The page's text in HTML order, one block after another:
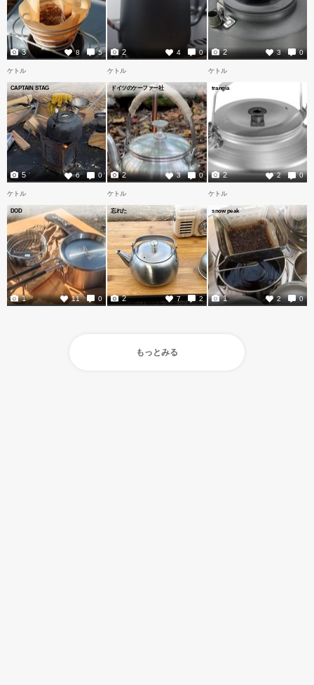
8 5
3 4 0
2 3 0
2
ケトル
CAPTAIN STAG
6 0
5
ケトル
ドイツのケーファー社
3 0
2
ケトル
trangia
2 0
2
ケトル
DOD
11 0
1
ケトル
忘れた
7 2
2
ケトル
snow peak
2 0
1
もっとみる